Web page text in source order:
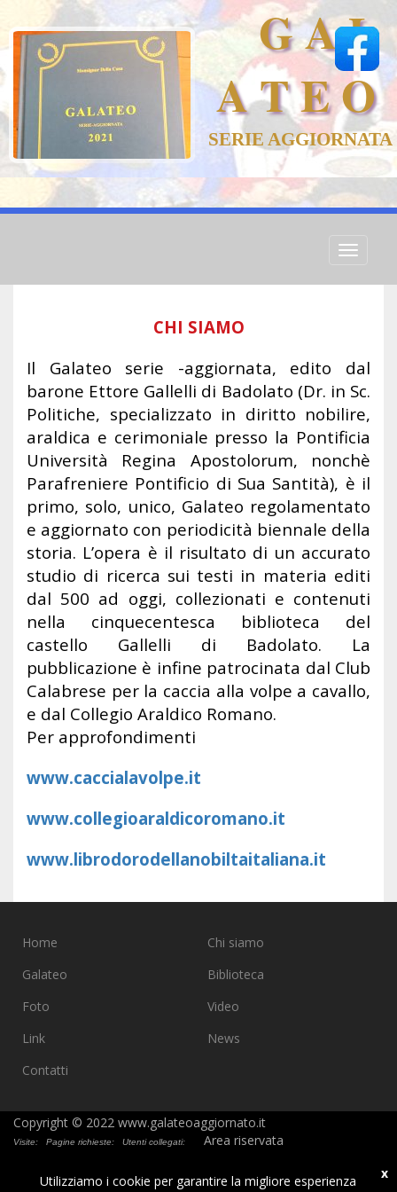
G A L
A T E O
SERIE AGGIORNATA
Toggle
CHI SIAMO
Il Galateo serie -aggiornata, edito dal
barone Ettore Gallelli di Badolato (Dr. in Sc.
Politiche, specializzato in diritto nobilire,
araldica e cerimoniale presso la Pontificia
Università Regina Apostolorum, nonchè
Parafreniere Pontificio di Sua Santità), è il
primo, solo, unico, Galateo regolamentato
e aggiornato con periodicità biennale della
storia. L’opera è il risultato di un accurato
studio di ricerca sui testi in materia editi
dal 500 ad oggi, collezionati e contenuti
nella cinquecentesca biblioteca del
castello Gallelli di Badolato. La
pubblicazione è infine patrocinata dal Club
Calabrese per la caccia alla volpe a cavallo,
e dal Collegio Araldico Romano.
Per approfondimenti
www.caccialavolpe.it
www.collegioaraldicoromano.it
www.librodorodellanobiltaitaliana.it
Home
Chi siamo
Galateo
Biblioteca
Foto
Video
Link
News
Contatti
Copyright © 2022 www.galateoaggiornato.it
Visite: Pagine richieste: Utenti collegati: Area riservata
Utilizziamo i cookie per garantire la migliore esperienza
x